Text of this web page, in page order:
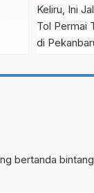
bertanda